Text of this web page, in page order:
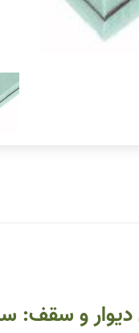
دیوار و سقف: